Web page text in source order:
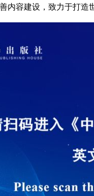
内容建设，致力于打造